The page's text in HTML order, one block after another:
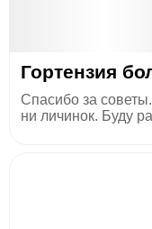
Гортензия
Спасибо за
ни личинок. Буду